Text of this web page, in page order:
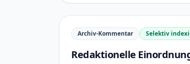
Archiv-Kommentar Selektiv
Redaktionelle